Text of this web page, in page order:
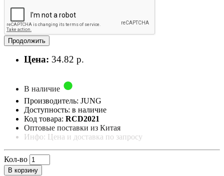
Продолжить
Цена: 34.82 р.
В наличие
Производитель: JUNG
Доступность: в наличие
Код товара: RCD2021
Оптовые поставки из Китая
Инфо: Цена и доставка по запросу
Кол-во
В корзину